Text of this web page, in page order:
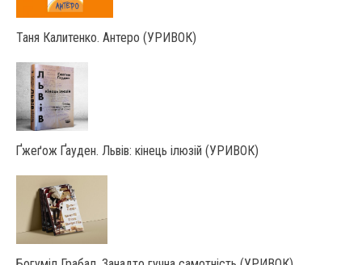
Таня Калитенко. Антеро (УРИВОК)
Ґжеґож Ґауден. Львів: кінець ілюзій (УРИВОК)